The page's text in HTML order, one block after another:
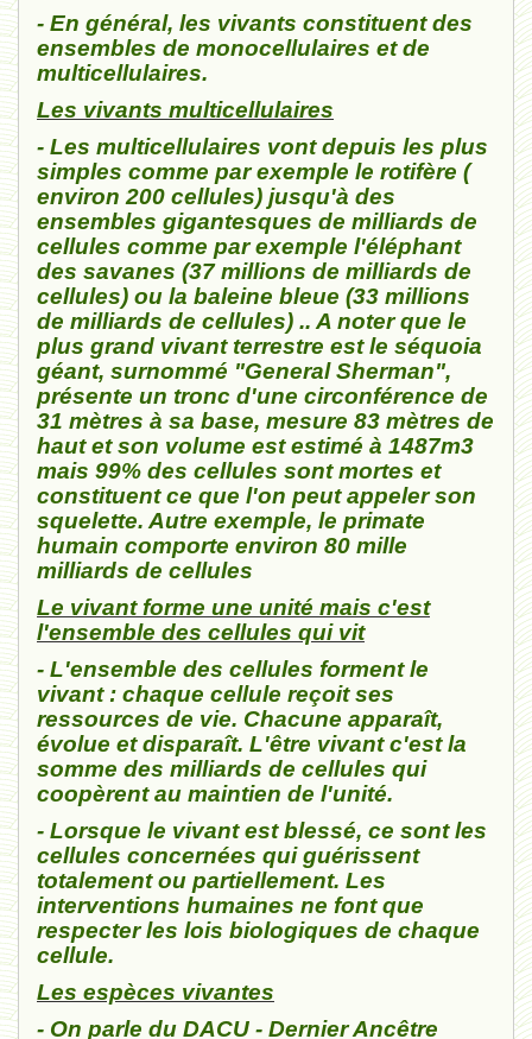
- En général, les vivants constituent des
ensembles de monocellulaires et de
multicellulaires.
Les vivants multicellulaires
- Les multicellulaires vont depuis les plus
simples comme par exemple le rotifère (
environ 200 cellules) jusqu'à des
ensembles gigantesques de milliards de
cellules comme par exemple l'éléphant
des savanes (37 millions de milliards de
cellules) ou la baleine bleue (33 millions
de milliards de cellules) .. A noter que le
plus grand vivant terrestre estle séquoia
géant, surnommé "General Sherman",
présente un tronc d'une circonférence de
31 mètres à sa base, mesure 83 mètres de
haut et son volume est estimé à 1487m3
mais 99% des cellules sont mortes et
constituent ce que l'on peut appeler son
squelette. Autre exemple, le primate
humain comporte environ 80 mille
milliards de cellules
Le vivant forme une unité mais c'est
l'ensemble des cellules qui vit
- L'ensemble des cellules forment le
vivant : chaque cellule reçoit ses
ressources de vie. Chacune apparaît,
évolue et disparaît. L'être vivant c'est la
somme des milliards de cellules qui
coopèrent au maintien de l'unité.
- Lorsque le vivant est blessé, ce sont les
cellules concernées qui guérissent
totalement ou partiellement. Les
interventions humaines ne font que
respecter les lois biologiques de chaque
cellule.
Les espèces vivantes
- On parle du DACU - Dernier Ancêtre